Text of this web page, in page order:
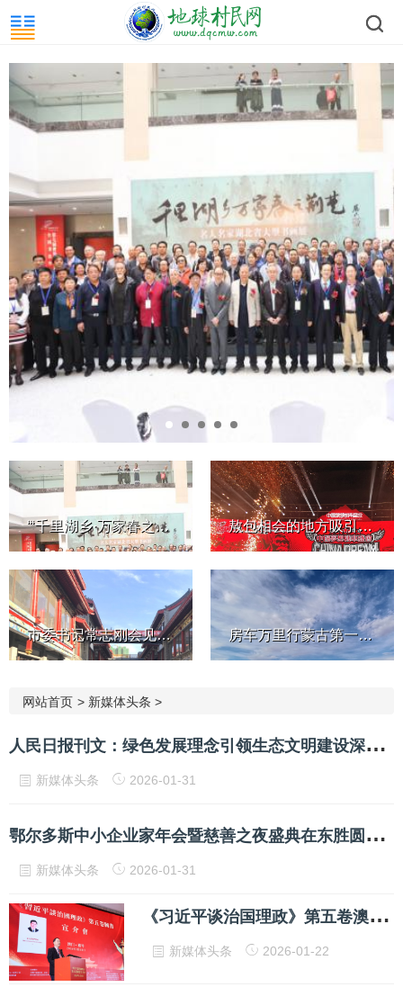
“‘千里湖乡·万家春之荆楚！’—...
市委书记常志刚会见香港铜锣...
敖包相会的地方吸引世界目光...
房车万里行蒙古第一站：塞音...
网站首页 > 新媒体头条 >
人
民日报刊文：绿色发展理念引领生态文明建设深刻变革
新媒体头条 2026-01-31
鄂
尔多斯中小企业家年会暨慈善之夜盛典在东胜圆满举办
新媒体头条 2026-01-31
《
习近平谈治国理政》第五卷澳门横琴宣介会成功举办
新媒体头条 2026-01-22